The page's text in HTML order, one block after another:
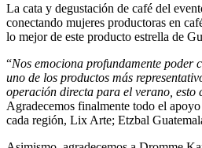
La cata y degustación de café del
conectando mujeres productoras en
lo mejor de este producto estrella de
“Nos emociona profundamente poder
uno de los productos más
operación directa para el verano, esto
Agradecemos finalmente todo el
cada región, Lix Arte; Etzbal